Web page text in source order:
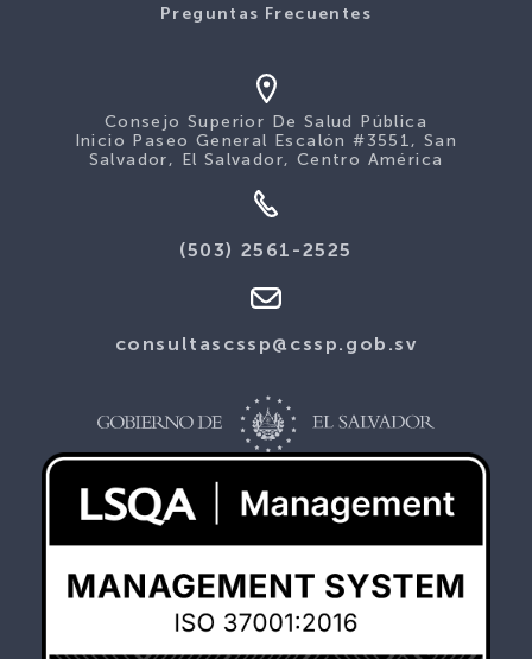
Preguntas Frecuentes
Consejo Superior De Salud Pública
Inicio Paseo General Escalón #3551, San
Salvador, El Salvador, Centro América
(503) 2561-2525
consultascssp@cssp.gob.sv